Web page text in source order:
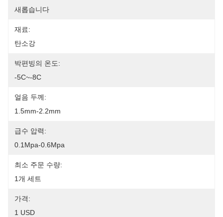
새롭습니다
재료:
탄소강
박편빙의 온도:
-5C~-8C
얼음 두께:
1.5mm-2.2mm
급수 압력:
0.1Mpa-0.6Mpa
최소 주문 수량:
1개 세트
가격:
1 USD